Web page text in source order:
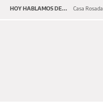
HOY HABLAMOS DE... Casa Rosada